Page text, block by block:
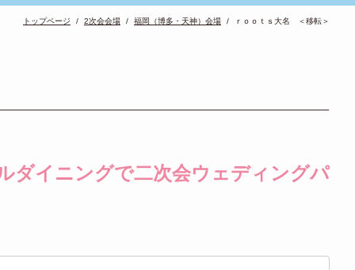
トップページ 2次会会場 福岡（博多・天神）会場 ｒｏｏｔｓ大名 ＜移転＞
ダイニングで二次会ウェディングパ